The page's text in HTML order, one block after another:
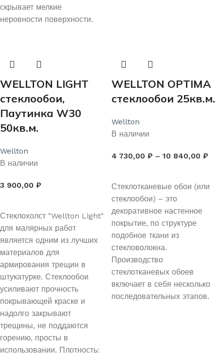
скрывает мелкие
неровности поверхности.
WELLTON LIGHT
стеклообои,
Паутинка W30
50кв.м.
Wellton
В наличии
3 900,00 ₽
Стеклохолст "Wellton Light"
для малярных работ
является одним из лучших
материалов для
армирования трещин в
штукатурке. Стеклообои
усиливают прочность
покрывающей краске и
надолго закрывают
трещины, не поддаются
горению, просты в
использовании. Плотность:
WELLTON OPTIMA
стеклообои 25кв.м.
Wellton
В наличии
4 730,00 ₽ – 10 840,00 ₽
Стеклотканевые обои (или
стеклообои) – это
декоративное настенное
покрытие, по структуре
подобное ткани из
стекловолокна.
Производство
стеклотканевых обоев
включает в себя несколько
последовательных этапов.